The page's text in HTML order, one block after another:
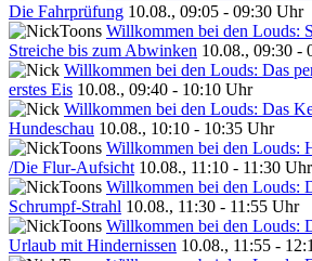
Die Fahrprüfung 10.08., 09:05 - 09:30 Uhr
Willkommen bei den Louds:
Streiche bis zum Abwinken 10.08., 09:30 -
Willkommen bei den Louds: Das
erstes Eis 10.08., 09:40 - 10:10 Uhr
Willkommen bei den Louds: Das
Hundeschau 10.08., 10:10 - 10:35 Uhr
Willkommen bei den Louds:
/Die Flur-Aufsicht 10.08., 11:10 - 11:30 Uhr
Willkommen bei den Louds:
Schrumpf-Strahl 10.08., 11:30 - 11:55 Uhr
Willkommen bei den Louds:
Urlaub mit Hindernissen 10.08., 11:55 -